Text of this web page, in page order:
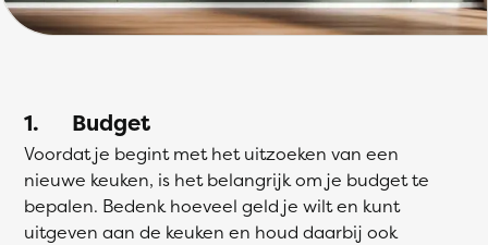
1. Budget
Voordat je begint met het uitzoeken van een
nieuwe keuken, is het belangrijk om je budget te
bepalen. Bedenk hoeveel geld je wilt en kunt
uitgeven aan de keuken en houd daarbij ook